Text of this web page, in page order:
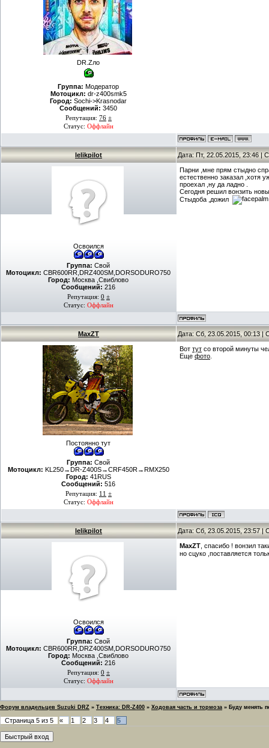
DR.Zло
Группа: Модератор
Мотоцикл: dr-z400smk5
Город: Sochi->Krasnodar
Сообщений: 3450
Репутация: 76 ±
Статус: Оффлайн
lelikpilot Дата: Пт, 22.05.2015, 23:46 |
Освоился
Группа: Свой
Мотоцикл: CBR600RR,DRZ400SM,DORSODURO750
Город: Москва ,Свиблово
Сообщений: 216
Репутация: 0 ±
Статус: Оффлайн
Парни ,мне прям стыдно
естественно заказал ,хотя
проехал ,ну да ладно .
Сегодня решил вонзить
Стыдоба ,дожил
MaxZT Дата: Сб, 23.05.2015, 00:13 |
Постоянно тут
Группа: Свой
Мотоцикл: KL250→DR-Z400S→CRF450R→RMX250
Город: 41RUS
Сообщений: 516
Репутация: 11 ±
Статус: Оффлайн
Вот тут со второй минуты
Еще фото
lelikpilot Дата: Сб, 23.05.2015, 23:57 |
Освоился
Группа: Свой
Мотоцикл: CBR600RR,DRZ400SM,DORSODURO750
Город: Москва ,Свиблово
Сообщений: 216
Репутация: 0 ±
Статус: Оффлайн
MaxZT , спасибо ! вонзил
но сцуко ,поставляется
Форум владельцев Suzuki DRZ » Техника: DR-Z400 » Ходовая часть и тормоза » Буду менять
Страница 5 из 5 « 1 2 3 4 5